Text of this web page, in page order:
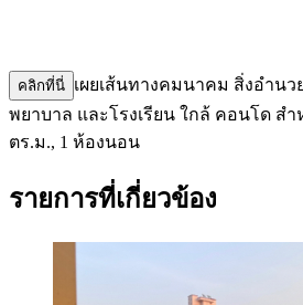
คลิกที่นี่ เผยเส้นทางคมนาคม สิ่งอำนว
พยาบาล และโรงเรียน ใกล้ คอนโด สำ
ตร.ม., 1 ห้องนอน
รายการที่เกี่ยวข้อง